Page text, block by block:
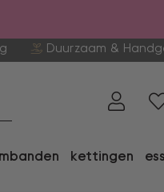
Duurzaam &
kettingen